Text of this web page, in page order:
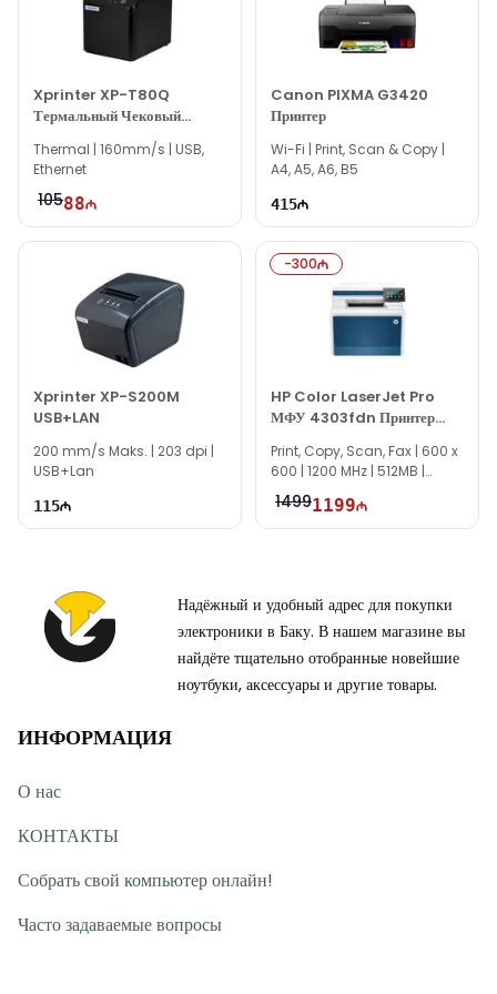
По всем вопросам, связанным с моделями термопринтеров
чеков или другой продукцией известных брендов, вы
можете написать нам через сайт.
Если вам нужна помощь с выбором, наши опытные
специалисты доступны ежедневно с 10:00 до 19:00.
Мы всегда готовы ответить на все вопросы, связанные с
моделью Xprinter XP-P810 Thermal Çek Printer,
через онлайн-поддержку на нашем сайте.
Вне рабочих часов вы можете связаться с нами по
электронной почте или отправить сообщение на наш номер
WhatsApp.
Благодарим вас за проявленный интерес к нашей
компании!
Xprinter XP-T80Q
Термальный Чековый
Thermal | 160mm/s | USB,
Ethernet
10588
Canon PIXMA G3420
Принтер
Wi-Fi | Print, Scan & Copy |
A4, A5, A6, B5
415
Xprinter XP-S200M
USB+LAN
200 mm/s Maks. | 203 dpi |
USB+Lan
115
-300
HP Color LaserJet Pro
МФУ 4303fdn Принтер
Print, Copy, Scan, Fax | 600 x
600 | 1200 MHz | 512MB |
Duplex
14991199
Надёжный и удобный адрес для покупки
электроники в Баку. В нашем магазине вы
найдёте тщательно отобранные новейшие
ноутбуки, аксессуары и другие товары.
ИНФОРМАЦИЯ
О нас
КОНТАКТЫ
Собрать свой компьютер онлайн!
Часто задаваемые вопросы